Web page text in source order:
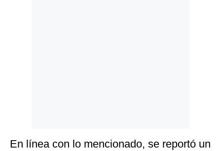
En línea con lo mencionado, se reportó un